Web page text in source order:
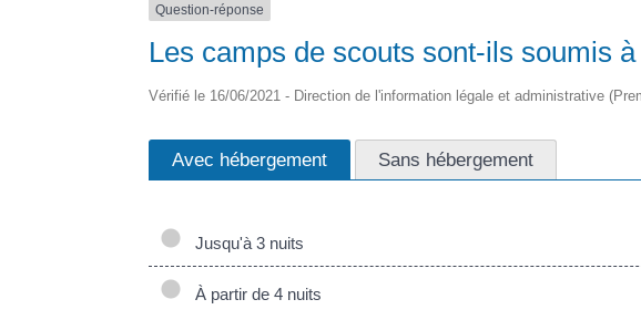
Question-réponse
Les camps de scouts sont-ils soumis
Vérifié le 16/06/2021 - Direction de l'information légale et administrative
Avec hébergement Sans hébergement
Jusqu'à 3 nuits
À partir de 4 nuits